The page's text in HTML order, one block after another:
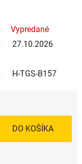
Vypredané
27.10.2026
H-TGS-B157
DO KOŠÍKA